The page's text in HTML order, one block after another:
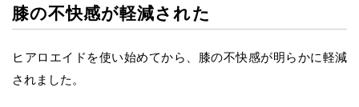
膝の不快感が軽減された
ヒアロエイドを使い始めてから、膝の不快感が明らかに軽減
されました。